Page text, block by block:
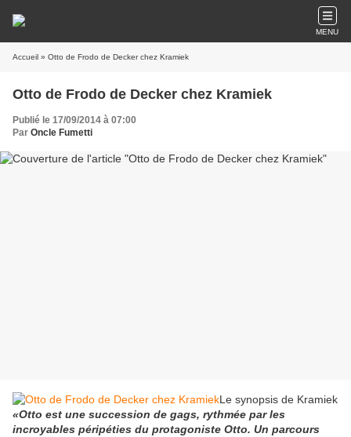
MENU
Accueil » Otto de Frodo de Decker chez Kramiek
Otto de Frodo de Decker chez Kramiek
Publié le 17/09/2014 à 07:00
Par Oncle Fumetti
Le synopsis de Kramiek
«Otto est une succession de gags, rythmée par les
incroyables péripéties du protagoniste Otto. Un parcours